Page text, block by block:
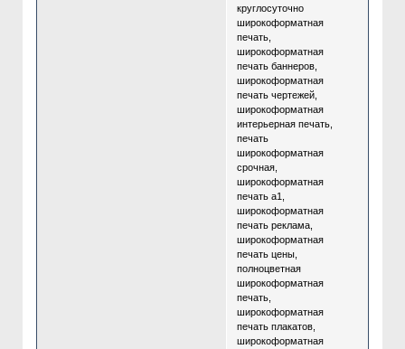
круглосуточно
широкоформатная
печать,
широкоформатная
печать баннеров,
широкоформатная
печать чертежей,
широкоформатная
интерьерная печать,
печать
широкоформатная
срочная,
широкоформатная
печать а1,
широкоформатная
печать реклама,
широкоформатная
печать цены,
полноцветная
широкоформатная
печать,
широкоформатная
печать плакатов,
широкоформатная